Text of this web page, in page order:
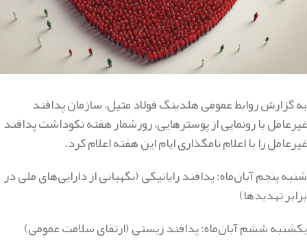
به گزارش روابط عمومی هلدینگ فولاد متیل، سازمان پدافند
غیرعامل با رونمایی از پوسترهایی، روزشمار هفته نکوداشت پدافند
غیرعامل را با اعلام نامگذاری ایام این هفته اعلام کرد.
شنبه پنجم آبان‌ماه: پدافند رایانیکی (نگهبانی از دارایی‌های ملی در
برابر تهدیدها)
یکشنبه ششم آبان‌ماه: پدافند زیستی (ارتقای سلامت عمومی)